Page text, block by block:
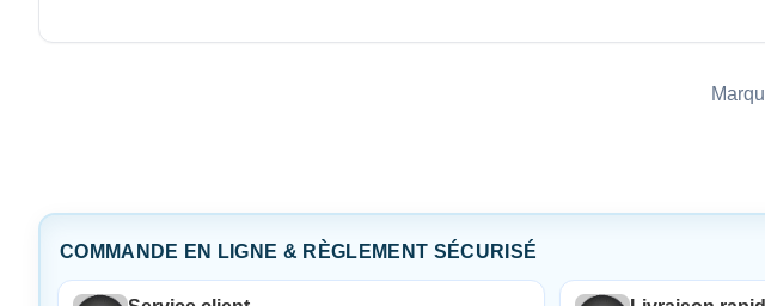
COMMANDE EN LIGNE & RÈGLEMENT SÉCURISÉ